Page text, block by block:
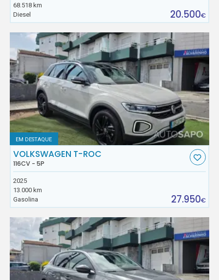
68.518 km
Diesel
20.500€
EM DESTAQUE
VOLKSWAGEN T-ROC
116CV - 5P
2025
13.000 km
Gasolina
27.950€